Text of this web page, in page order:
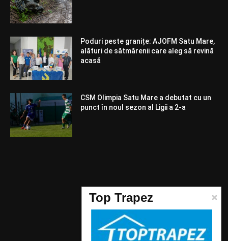
Poduri peste granițe: AJOFM Satu Mare,
alături de sătmărenii care aleg să revină
acasă
CSM Olimpia Satu Mare a debutat cu un
punct în noul sezon al Ligii a 2-a
Telefon:
0744987532
Top Trapez